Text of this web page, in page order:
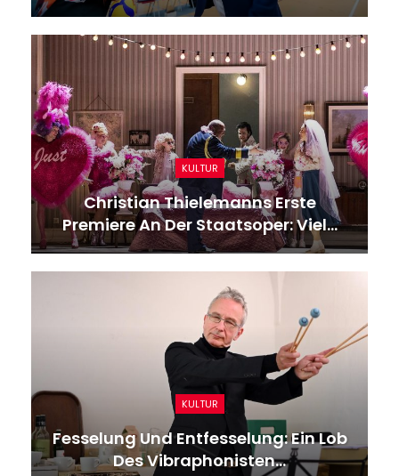
KULTUR
Christian Thielemanns Erste
Premiere An Der Staatsoper: Viel…
KULTUR
Fesselung Und Entfesselung: Ein Lob
Des Vibraphonisten…